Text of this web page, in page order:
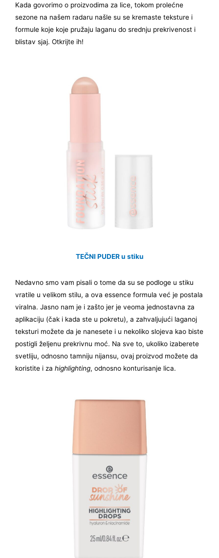
Kada govorimo o proizvodima za lice, tokom prolećne
sezone na našem radaru našle su se kremaste teksture i
formule koje koje pružaju laganu do srednju prekrivenost i
blistav sjaj. Otkrijte ih!
TEČNI PUDER u stiku
Nedavno smo vam pisali o tome da su se podloge u stiku
vratile u velikom stilu, a ova essence formula već je postala
viralna. Jasno nam je i zašto jer je veoma jednostavna za
aplikaciju (čak i kada ste u pokretu), a zahvaljujući laganoj
teksturi možete da je nanesete i u nekoliko slojeva kao biste
postigli željenu prekrivnu moć. Na sve to, ukoliko izaberete
svetliju, odnosno tamniju nijansu, ovaj proizvod možete da
koristite i zahighlighting, odnosno konturisanje lica.